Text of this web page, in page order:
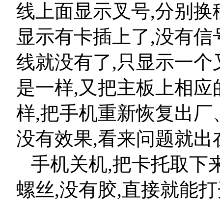
线上面显示叉号,分别
显示有卡插上了,没有
线就没有了,只显示一
是一样,又把主板上相
样,把手机重新恢复出
没有效果,看来问题就出
手机关机,把卡托取下
螺丝,没有胶,直接就能